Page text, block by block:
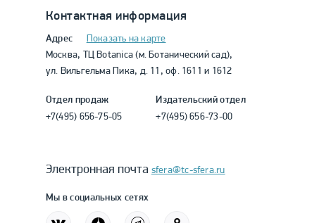
Контактная информация
Адрес
Показать на карте
Москва, ТЦ Botanica (м. Ботанический сад),
ул. Вильгельма Пика, д. 11, оф. 1611 и 1612
Отдел продаж
+7(495) 656-75-05
Издательский отдел
+7(495) 656-73-00
Электронная почта sfera@tc-sfera.ru
Мы в социальных сетях